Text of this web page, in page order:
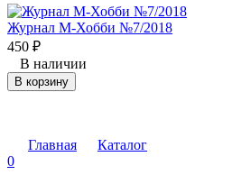
Журнал М-Хобби №7/2018
450 ₽
В наличии
В корзину
Главная
Каталог
0